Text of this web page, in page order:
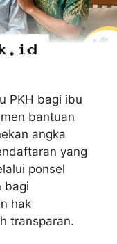
PKH bagi ibu
bantuan
angka
yang
ponsel
bagi
hak
transparan.